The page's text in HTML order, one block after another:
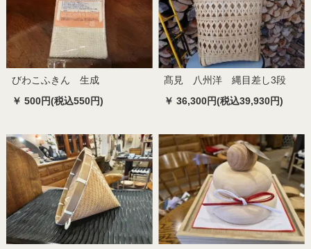
びわこふきん 生成
￥ 500円(税込550円)
髙見 八州洋 縄目差し3段
￥ 36,300円(税込39,930円)